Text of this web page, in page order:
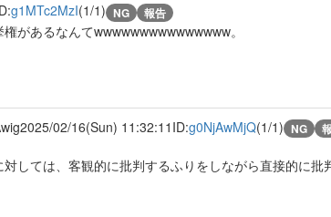
g1MTc2MzI(1/1) NG 報告
があるなんてwwwwwwwwwwwwwww。
2025/02/16(Sun) 11:32:11 ID:g0NjAwMjQ(1/1) NG
しては、客観的に批判するふりをしながら直接的に批